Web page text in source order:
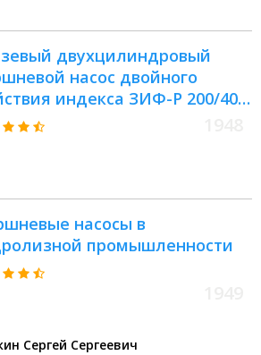
двухцилиндровый
насос двойного
индекса ЗИФ-Р 200/40 :
по уходу и
насосы в
промышленности
Сергей Сергеевич